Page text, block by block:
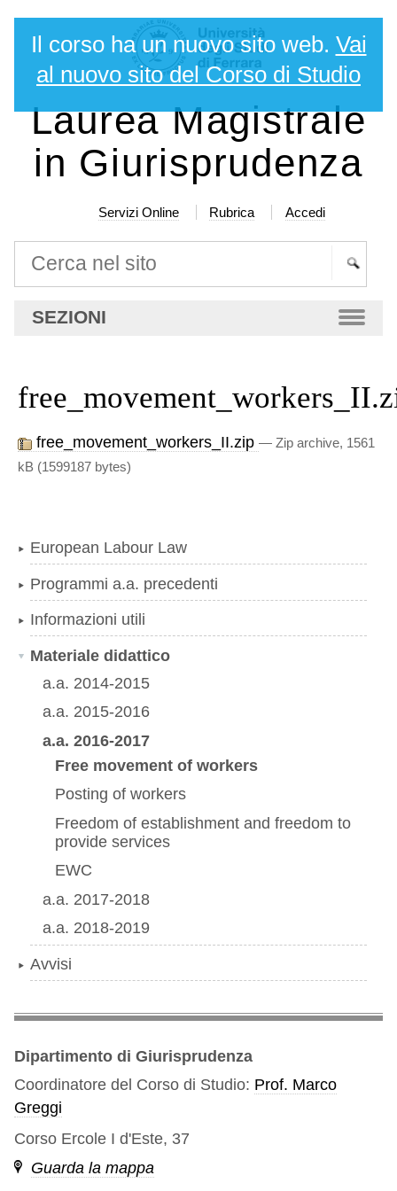
contenuti.
Salta
alla
navigazione
personali
Il corso ha un nuovo sito web. Vai
al nuovo sito del Corso di Studio
Laurea Magistrale
in Giurisprudenza
Servizi Online Rubrica Accedi
avanzata…
SEZIONI
free_movement_workers_II.zip— Zip archive, 1561
kB (1599187 bytes)
European Labour Law
Programmi a.a. precedenti
Informazioni utili
Materiale didattico
a.a. 2014-2015
a.a. 2015-2016
a.a. 2016-2017
Free movement of workers
Posting of workers
Freedom of establishment and freedom to
provide services
EWC
a.a. 2017-2018
a.a. 2018-2019
Avvisi
Dipartimento di Giurisprudenza
Coordinatore del Corso di Studio: Prof. Marco
Greggi
Corso Ercole I d'Este, 37
Guarda la mappa